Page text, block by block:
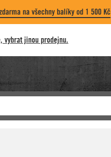
na všechny balíky od 1 500 Kč
vybrat jinou prodejnu.